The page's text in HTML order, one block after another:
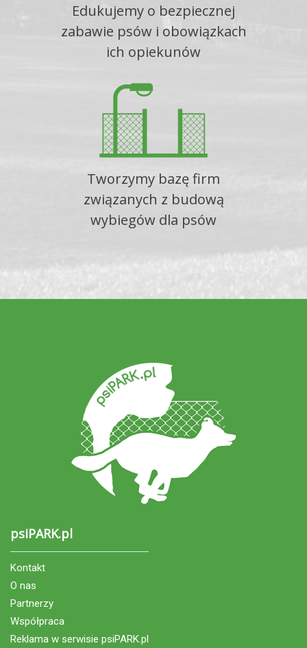
Edukujemy o bezpiecznej
zabawie psów i obowiązkach
ich opiekunów
Tworzymy bazę firm
związanych z budową
wybiegów dla psów
psiPARK.pl
Kontakt
O nas
Partnerzy
Współpraca
Reklama w serwisie psiPARK.pl